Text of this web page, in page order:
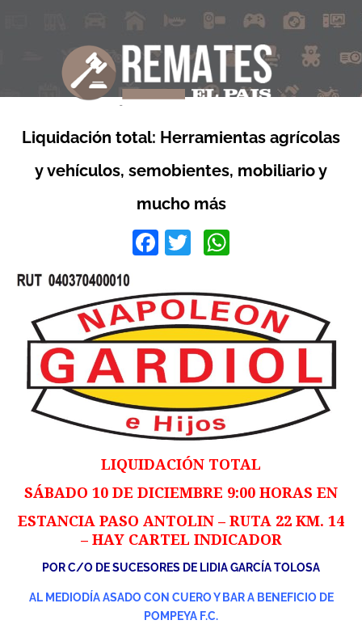
Liquidación total: Herramientas agrícolas
y vehículos, semobientes, mobiliario y
mucho más
Facebook
Twitter
LIQUIDACIÓN TOTAL
SÁBADO 10 DE DICIEMBRE 9:00 HORAS EN
ESTANCIA PASO ANTOLIN – RUTA 22 KM. 14
– HAY CARTEL INDICADOR
POR C/O DE SUCESORES DE LIDIA GARCÍA TOLOSA
AL MEDIODÍA ASADO CON CUERO Y BAR A BENEFICIO DE
POMPEYA F.C.